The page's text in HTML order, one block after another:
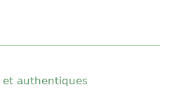
et authentiques